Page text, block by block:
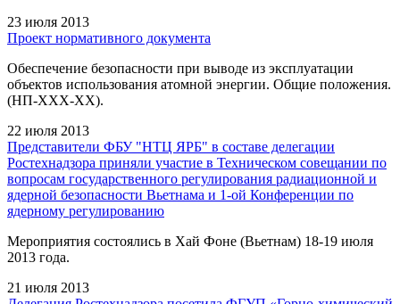
23 июля 2013
Проект нормативного документа
Обеспечение безопасности при выводе из эксплуатации
объектов использования атомной энергии. Общие положения.
(НП-ХХХ-ХХ).
22 июля 2013
Представители ФБУ "НТЦ ЯРБ" в составе делегации
Ростехнадзора приняли участие в Техническом совещании по
вопросам государственного регулирования радиационной и
ядерной безопасности Вьетнама и 1-ой Конференции по
ядерному регулированию
Мероприятия состоялись в Хай Фоне (Вьетнам) 18-19 июля
2013 года.
21 июля 2013